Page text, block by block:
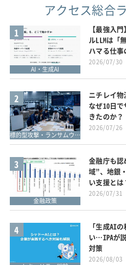
アクセス総合
1
AI・生成AI
【最強入
ルLLMは「
ハマる仕事
2026/07/30
2
標的型攻撃・ランサムウェア対策
ニチレイ物
なぜ10日
きたのか？
2026/07/26
3
金融政策
金融庁も認
域”、地銀
い支援とは
2026/07/31
4
「生成AI
い…IPAが
対策
2026/08/03